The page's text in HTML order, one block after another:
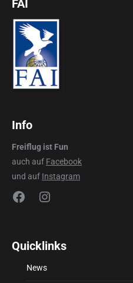
FAI
Info
Freiflug ist Fun
auch auf Facebook
und auf Instagram
FacebookInstagram
Quicklinks
News